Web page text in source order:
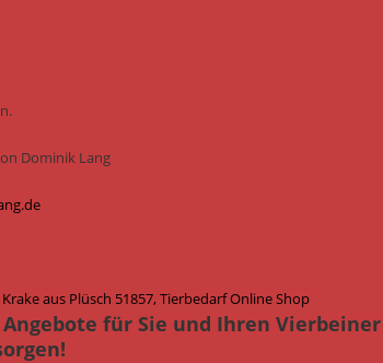
Dominik Lang
aus Plüsch 51857, Tierbedarf Online Shop
für Sie und Ihren